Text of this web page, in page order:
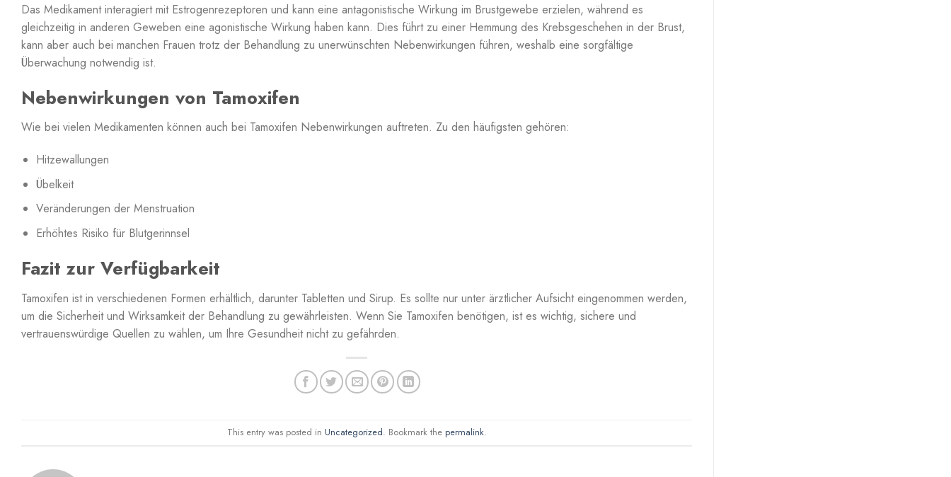
Das Medikament interagiert mit Estrogenrezeptoren und kann eine antagonistische Wirkung im Brustgewebe erzielen, während es
gleichzeitig in anderen Geweben eine agonistische Wirkung haben kann. Dies führt zu einer Hemmung des Krebsgeschehen in der Brust,
kann aber auch bei manchen Frauen trotz der Behandlung zu unerwünschten Nebenwirkungen führen, weshalb eine sorgfältige
Überwachung notwendig ist.
Nebenwirkungen von Tamoxifen
Wie bei vielen Medikamenten können auch bei Tamoxifen Nebenwirkungen auftreten. Zu den häufigsten gehören:
Hitzewallungen
Übelkeit
Veränderungen der Menstruation
Erhöhtes Risiko für Blutgerinnsel
Fazit zur Verfügbarkeit
Tamoxifen ist in verschiedenen Formen erhältlich, darunter Tabletten und Sirup. Es sollte nur unter ärztlicher Aufsicht eingenommen werden,
um die Sicherheit und Wirksamkeit der Behandlung zu gewährleisten. Wenn Sie Tamoxifen benötigen, ist es wichtig, sichere und
vertrauenswürdige Quellen zu wählen, um Ihre Gesundheit nicht zu gefährden.
This entry was posted in Uncategorized. Bookmark the permalink.